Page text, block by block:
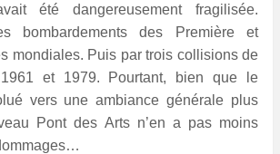
été dangereusement fragilisée.
bombardements des Première et
mondiales. Puis par trois collisions de
et 1979. Pourtant, bien que le
vers une ambiance générale plus
Pont des Arts n’en a pas moins